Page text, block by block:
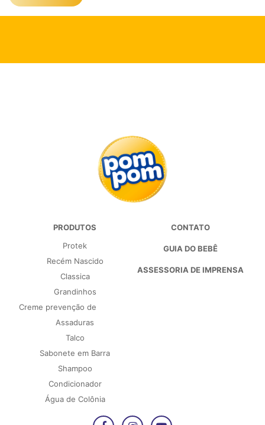
PRODUTOS
Protek
Recém Nascido
Classica
Grandinhos
Creme prevenção de
Assaduras
Talco
Sabonete em Barra
Shampoo
Condicionador
Água de Colônia
CONTATO
GUIA DO BEBÊ
ASSESSORIA DE IMPRENSA